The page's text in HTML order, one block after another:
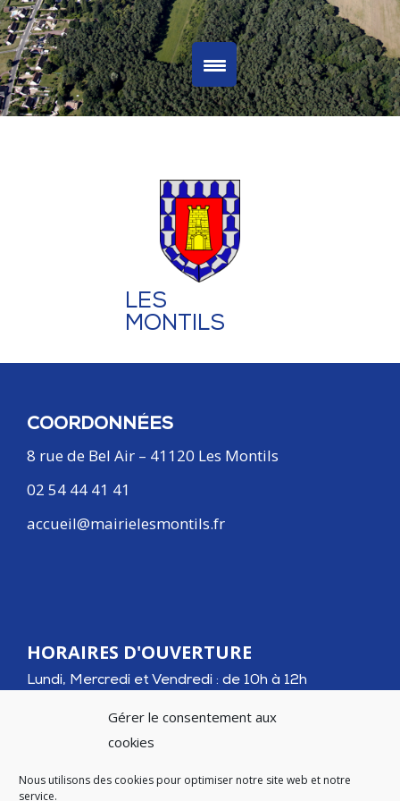
Gérer le consentement aux
cookies
Nous utilisons des cookies pour optimiser notre site web et notre
service.
LES
MONTILS
COORDONNÉES
8 rue de Bel Air – 41120 Les Montils
02 54 44 41 41
accueil@mairielesmontils.fr
HORAIRES D'OUVERTURE
Lundi, Mercredi et Vendredi : de 10h à 12h